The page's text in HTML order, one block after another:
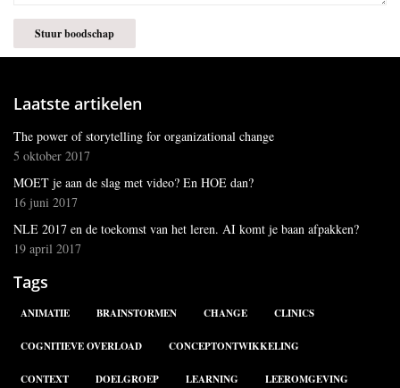
Laatste artikelen
The power of storytelling for organizational change
5 oktober 2017
MOET je aan de slag met video? En HOE dan?
16 juni 2017
NLE 2017 en de toekomst van het leren. AI komt je baan afpakken?
19 april 2017
Tags
ANIMATIE BRAINSTORMEN CHANGE CLINICS
COGNITIEVE OVERLOAD CONCEPTONTWIKKELING
CONTEXT DOELGROEP LEARNING LEEROMGEVING